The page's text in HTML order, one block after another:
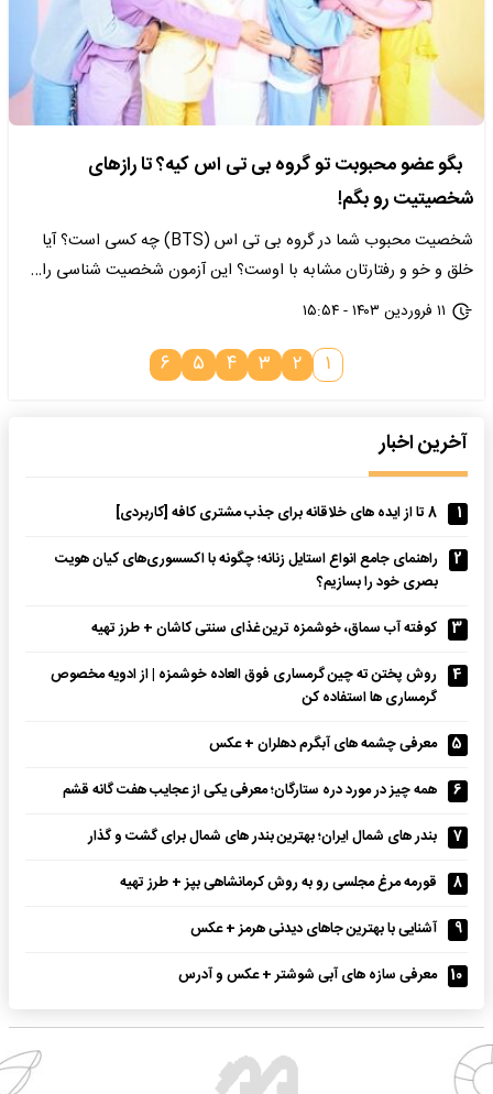
بگو عضو محبوبت تو گروه بی تی اس کیه؟ تا رازهای
شخصیتیت رو بگم!
شخصیت محبوب شما در گروه بی تی اس (BTS) چه کسی است؟ آیا
خلق و خو و رفتارتان مشابه با اوست؟ این آزمون شخصیت شناسی را…
۱۱ فروردین ۱۴۰۳ - ۱۵:۵۴
۱ ۲ ۳ ۴ ۵ ۶
آخرین اخبار
1
8 تا از ایده های خلاقانه برای جذب مشتری کافه [کاربردی]
2
راهنمای جامع انواع استایل زنانه؛ چگونه با اکسسوری‌های کیان هویت
بصری خود را بسازیم؟
3
کوفته آب سماق، خوشمزه ترین غذای سنتی کاشان + طرز تهیه
4
روش پختن ته چین گرمساری فوق العاده خوشمزه | از ادویه مخصوص
گرمساری ها استفاده کن
5
معرفی چشمه های آبگرم دهلران + عکس
6
همه چیز در مورد دره ستارگان؛ معرفی یکی از عجایب هفت گانه قشم
7
بندر های شمال ایران؛ بهترین بندر های شمال برای گشت و گذار
8
قورمه مرغ مجلسی رو به روش کرمانشاهی بپز + طرز تهیه
9
آشنایی با بهترین جاهای دیدنی هرمز + عکس
10
معرفی سازه های آبی شوشتر + عکس و آدرس